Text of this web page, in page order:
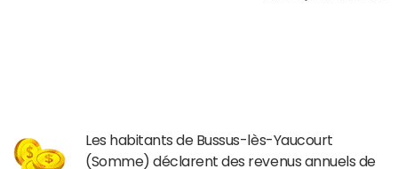
Les habitants de Bussus-lès-Yaucourt
(Somme) déclarent des revenus annuels de